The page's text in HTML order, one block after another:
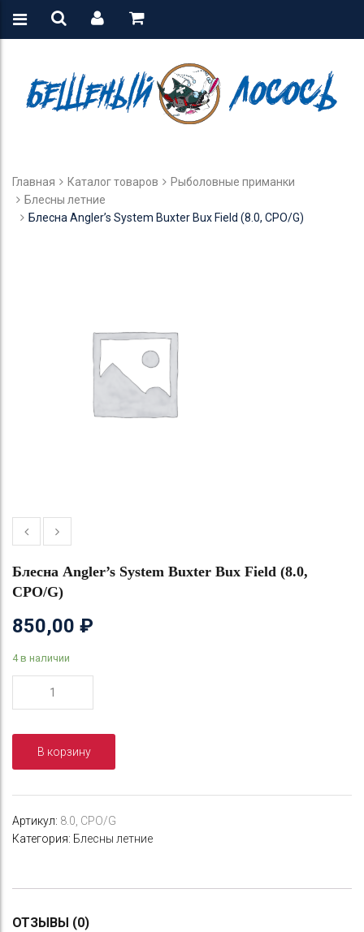
Главная Каталог товаров
Рыболовные приманки
Блесны летние
Блесна Angler’s System Buxter Bux Field (8.0, CPO/G)
Блесна Angler’s System Buxter Bux Field (8.0,
CPO/G)
850,00 ₽
4 в наличии
Angler's
System
Buxter
(8.0,
CPO/G)
В корзину
Артикул: 8.0, CPO/G
Категория: Блесны летние
ОТЗЫВЫ (0)